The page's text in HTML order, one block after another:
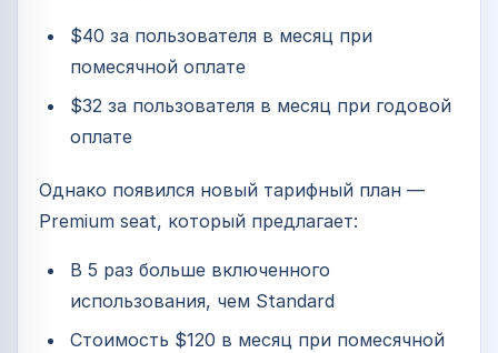
$40 за пользователя в месяц при
помесячной оплате
$32 за пользователя в месяц при годовой
оплате
Однако появился новый тарифный план —
Premium seat, который предлагает:
В 5 раз больше включенного
использования, чем Standard
Стоимость $120 в месяц при помесячной